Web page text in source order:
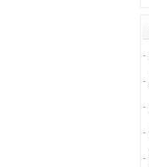
·
·
·
·
·